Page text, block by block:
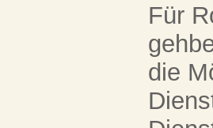
Für
die